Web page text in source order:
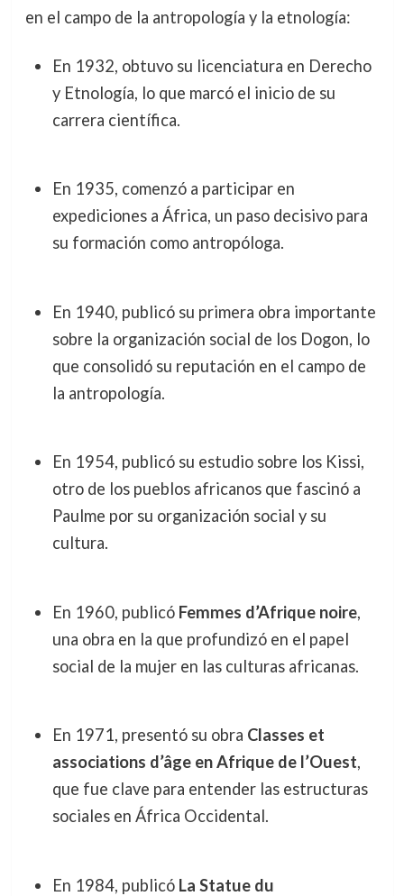
en el campo de la antropología y la etnología:
En 1932, obtuvo su licenciatura en Derecho
y Etnología, lo que marcó el inicio de su
carrera científica.
En 1935, comenzó a participar en
expediciones a África, un paso decisivo para
su formación como antropóloga.
En 1940, publicó su primera obra importante
sobre la organización social de los Dogon, lo
que consolidó su reputación en el campo de
la antropología.
En 1954, publicó su estudio sobre los Kissi,
otro de los pueblos africanos que fascinó a
Paulme por su organización social y su
cultura.
En 1960, publicó Femmes d’Afrique noire,
una obra en la que profundizó en el papel
social de la mujer en las culturas africanas.
En 1971, presentó su obra Classes et
associations d’âge en Afrique de l’Ouest,
que fue clave para entender las estructuras
sociales en África Occidental.
En 1984, publicó La Statue du